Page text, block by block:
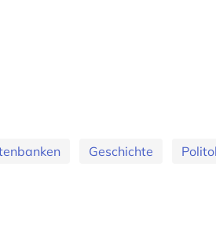
Geschichte